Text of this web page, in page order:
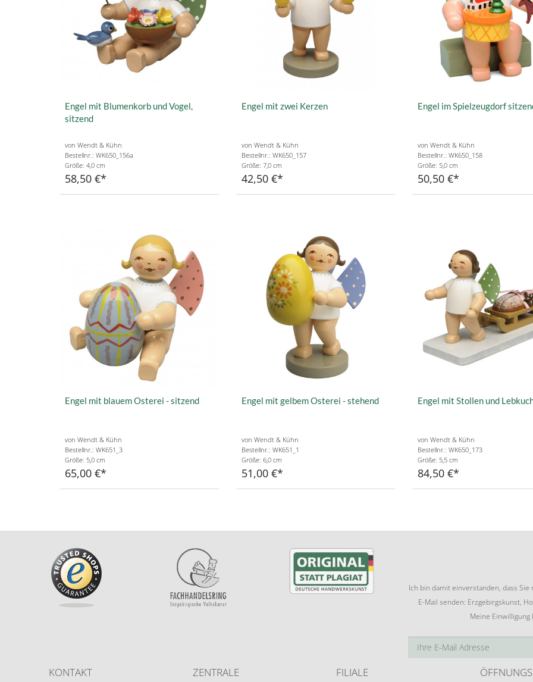
Engel mit Blumenkorb und Vogel,
sitzend
von Wendt & Kühn
Bestellnr.: WK650_156a
Größe: 4,0 cm
58,50 €
Engel mit zwei Kerzen
von Wendt & Kühn
Bestellnr.: WK650_157
Größe: 7,0 cm
42,50 €
Engel im Spielzeugdorf
von Wendt & Kühn
Bestellnr.: WK650_158
Größe: 5,0 cm
50,50 €
Engel mit blauem Osterei - sitzend
von Wendt & Kühn
Bestellnr.: WK651_3
Größe: 5,0 cm
65,00 €
Engel mit gelbem Osterei - stehend
von Wendt & Kühn
Bestellnr.: WK651_1
Größe: 6,0 cm
51,00 €
Engel mit Stollen und
von Wendt & Kühn
Bestellnr.: WK650_173
Größe: 5,5 cm
84,50 €
Ich bin damit einverstanden, dass
E-Mail senden: Erzgebirgskunst,
Meine
KONTAKT ZENTRALE FILIALE